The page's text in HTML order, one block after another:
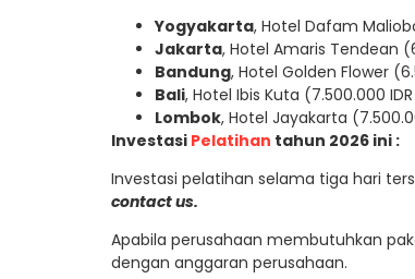
Yogyakarta, Hotel Dafam
Jakarta, Hotel Amaris Tendean
Bandung, Hotel Golden Flower
Bali, Hotel Ibis Kuta (7.500.000
Lombok, Hotel Jayakarta
Investasi Pelatihan tahun 2026 ini :
Investasi pelatihan selama tiga hari
contact us.
Apabila perusahaan membutuhkan
dengan anggaran perusahaan.